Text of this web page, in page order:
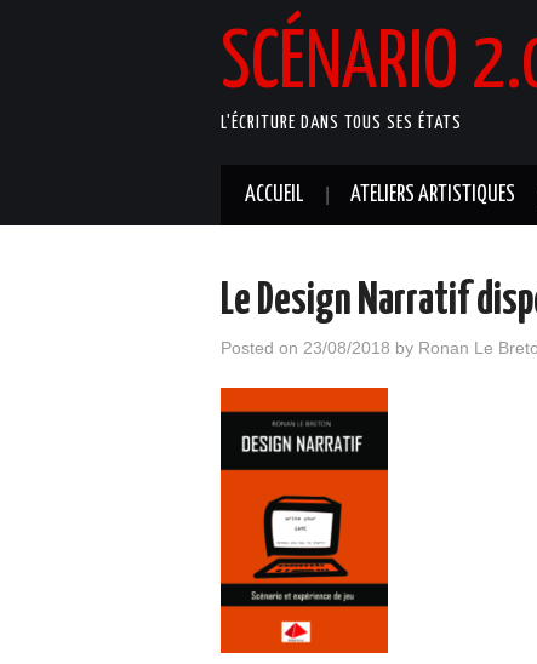
SCÉNARIO
L'ÉCRITURE DANS TOUS SES ÉTATS
ACCUEIL ATELIERS ARTISTIQUES
Le Design Narratif
Posted on 23/08/2018 by Ronan Le